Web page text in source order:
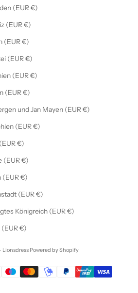
(EUR €)
(EUR €)
(EUR €)
(EUR €)
(EUR €)
(EUR €)
und Jan Mayen (EUR €)
(EUR €)
€)
(EUR €)
(EUR €)
(EUR €)
Königreich (EUR €)
(EUR €)
Powered by Shopify